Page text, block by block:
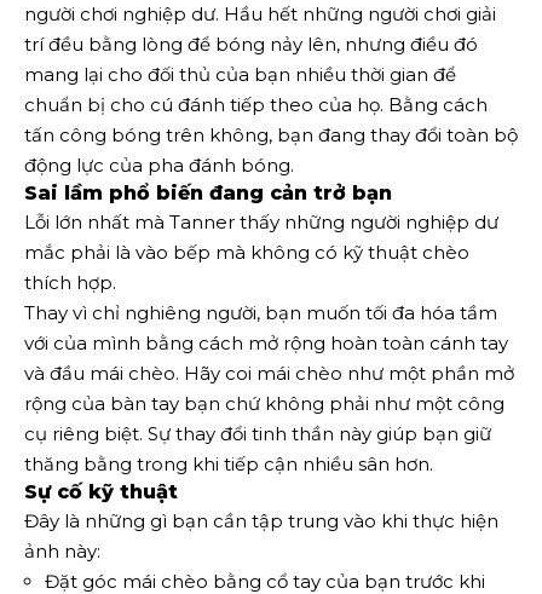
người chơi nghiệp dư. Hầu hết những người chơi giải
trí đều bằng lòng để bóng nảy lên, nhưng điều đó
mang lại cho đối thủ của bạn nhiều thời gian để
chuẩn bị cho cú đánh tiếp theo của họ. Bằng cách
tấn công bóng trên không, bạn đang thay đổi toàn bộ
động lực của pha đánh bóng.
Sai lầm phổ biến đang cản trở bạn
Lỗi lớn nhất mà Tanner thấy những người nghiệp dư
mắc phải là vào bếp mà không có kỹ thuật chèo
thích hợp.
Thay vì chỉ nghiêng người, bạn muốn tối đa hóa tầm
với của mình bằng cách mở rộng hoàn toàn cánh tay
và đầu mái chèo. Hãy coi mái chèo như một phần mở
rộng của bàn tay bạn chứ không phải như một công
cụ riêng biệt. Sự thay đổi tinh thần này giúp bạn giữ
thăng bằng trong khi tiếp cận nhiều sân hơn.
Sự cố kỹ thuật
Đây là những gì bạn cần tập trung vào khi thực hiện
ảnh này:
Đặt góc mái chèo bằng cổ tay của bạn trước khi